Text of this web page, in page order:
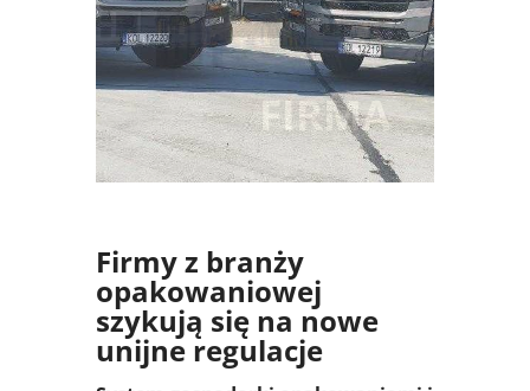
SYSTEM
Firmy z branży
opakowaniowej
szykują się na nowe
unijne regulacje